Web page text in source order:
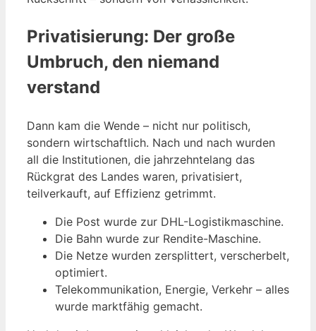
Privatisierung: Der große
Umbruch, den niemand
verstand
Dann kam die Wende – nicht nur politisch,
sondern wirtschaftlich. Nach und nach wurden
all die Institutionen, die jahrzehntelang das
Rückgrat des Landes waren, privatisiert,
teilverkauft, auf Effizienz getrimmt.
Die Post wurde zur DHL-Logistikmaschine.
Die Bahn wurde zur Rendite-Maschine.
Die Netze wurden zersplittert, verscherbelt,
optimiert.
Telekommunikation, Energie, Verkehr – alles
wurde marktfähig gemacht.